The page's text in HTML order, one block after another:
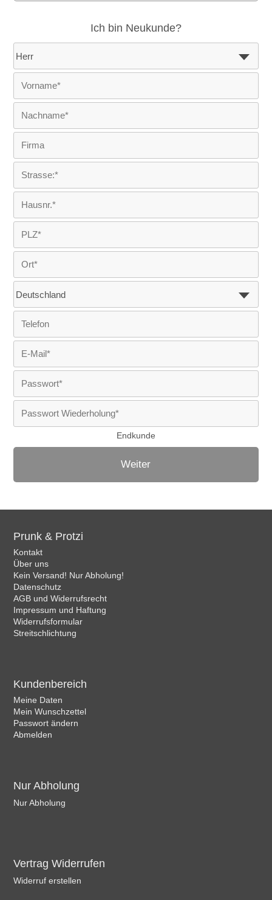
Ich bin Neukunde?
Endkunde
Weiter
Prunk & Protzi
Kontakt
Über uns
Kein Versand! Nur Abholung!
Datenschutz
AGB und Widerrufsrecht
Impressum und Haftung
Widerrufsformular
Streitschlichtung
Kundenbereich
Meine Daten
Mein Wunschzettel
Passwort ändern
Abmelden
Nur Abholung
Nur Abholung
Vertrag Widerrufen
Widerruf erstellen